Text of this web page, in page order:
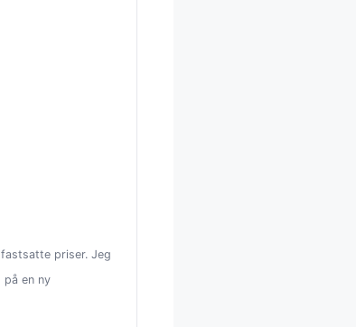
priser. Jeg
en ny